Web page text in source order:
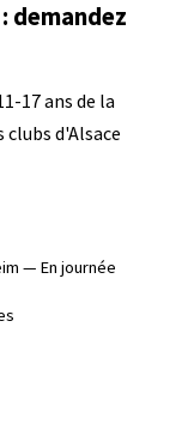
demandez
17 ans de la
d'Alsace
— En journée